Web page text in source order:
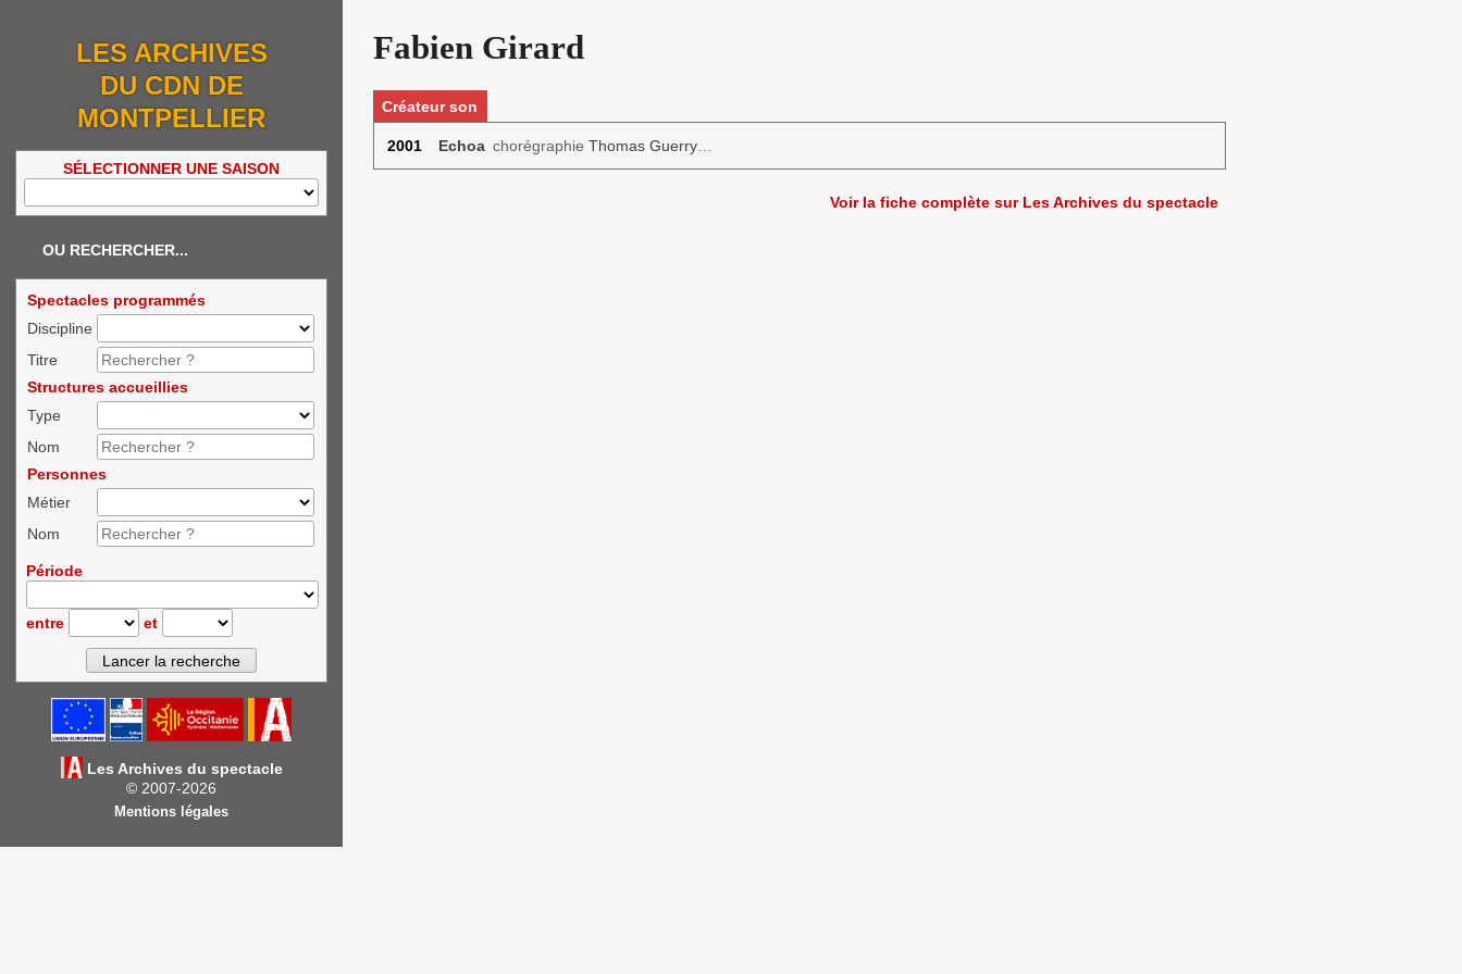
LES ARCHIVES
DU CDN DE
MONTPELLIER
SÉLECTIONNER UNE SAISON
OU RECHERCHER...
Spectacles programmés
Discipline
Titre
Structures accueillies
Type
Nom
Personnes
Métier
Nom
Période
entre et
Les Archives du spectacle
© 2007-2026
Mentions légales
Fabien Girard
Créateur son
2001 Echoachorégraphie Thomas Guerry…
Voir la fiche complète sur Les Archives du spectacle